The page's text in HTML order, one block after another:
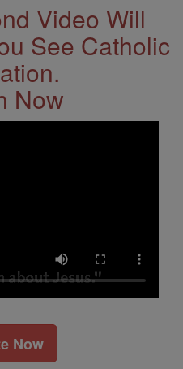
Video Will
See Catholic
Now
Now